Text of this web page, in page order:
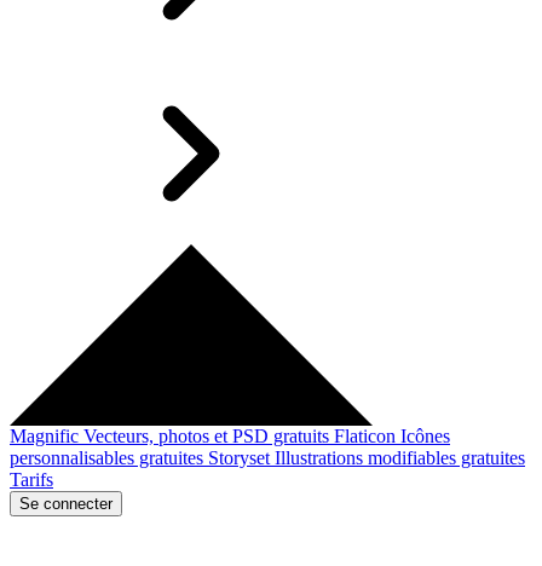
Magnific Vecteurs, photos et PSD gratuits Flaticon Icônes
personnalisables gratuites Storyset Illustrations modifiables gratuites
Tarifs
Se connecter